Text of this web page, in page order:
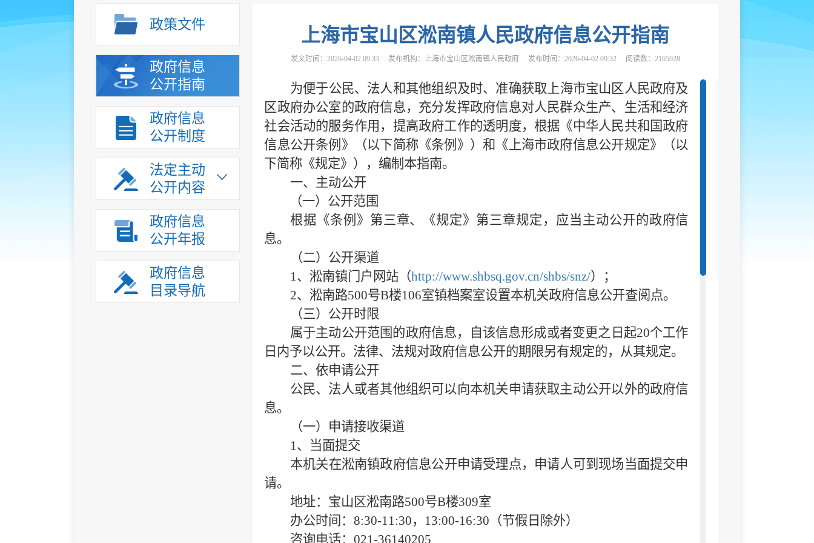
政策文件
政府信息
公开指南
政府信息
公开制度
法定主动
公开内容
政府信息
公开年报
政府信息
目录导航
上海市宝山区淞南镇人民政府信息公开指南
发文时间：2026-04-02 09:33 发布机构：上海市宝山区淞南镇人民政府 发布时间：2026-04-02 09:32 阅读数：2165928
为便于公民、法人和其他组织及时、准确获取上海市宝山区人民政府及
区政府办公室的政府信息，充分发挥政府信息对人民群众生产、生活和经济
社会活动的服务作用，提高政府工作的透明度，根据《中华人民共和国政府
信息公开条例》（以下简称《条例》）和《上海市政府信息公开规定》（以
下简称《规定》），编制本指南。
一、主动公开
（一）公开范围
根据《条例》第三章、《规定》第三章规定，应当主动公开的政府信
息。
（二）公开渠道
1、淞南镇门户网站（http://www.shbsq.gov.cn/shbs/snz/）；
2、淞南路500号B楼106室镇档案室设置本机关政府信息公开查阅点。
（三）公开时限
属于主动公开范围的政府信息，自该信息形成或者变更之日起20个工作
日内予以公开。法律、法规对政府信息公开的期限另有规定的，从其规定。
二、依申请公开
公民、法人或者其他组织可以向本机关申请获取主动公开以外的政府信
息。
（一）申请接收渠道
1、当面提交
本机关在淞南镇政府信息公开申请受理点，申请人可到现场当面提交申
请。
地址：宝山区淞南路500号B楼309室
办公时间：8:30-11:30，13:00-16:30（节假日除外）
咨询电话：021-36140205